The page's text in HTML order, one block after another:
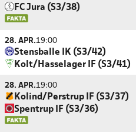
FC Jura (S3/38)
28. APR.19:00
Stensballe IK (S3/42)
Kolt/Hasselager IF (S3/41)
28. APR.19:00
Kolind/Perstrup IF (S3/37)
Spentrup IF (S3/36)